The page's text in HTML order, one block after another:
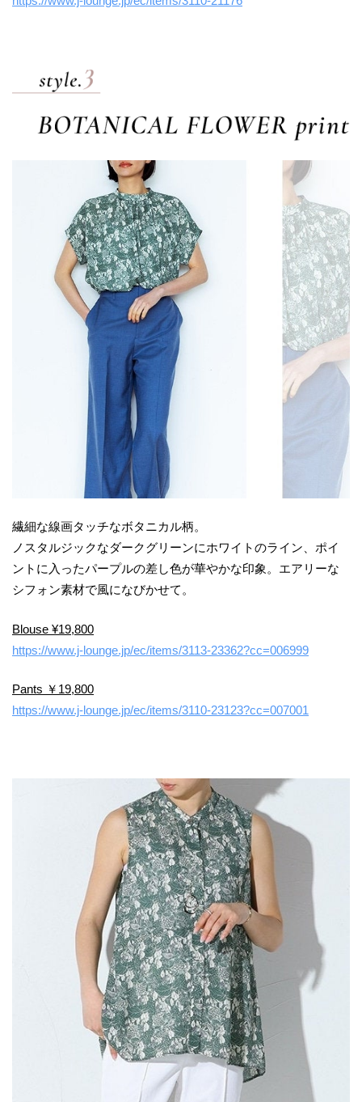
繊細な線画タッチなボタニカル柄。
ノスタルジックなダークグリーンにホワイトのライン、ポイ
ントに入ったパープルの差し色が華やかな印象。エアリーな
シフォン素材で風になびかせて。
Blouse ¥19,800
https://www.j-lounge.jp/ec/items/3113-23362?cc=006999
Pants ￥19,800
https://www.j-lounge.jp/ec/items/3110-23123?cc=007001